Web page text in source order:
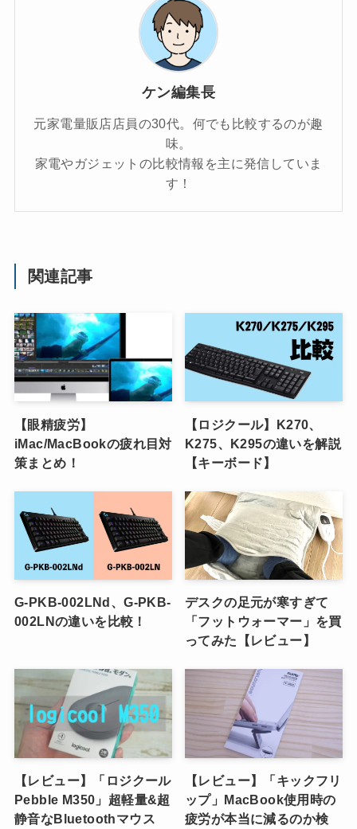
ケン編集長
元家電量販店店員の30代。何でも比較するのが趣
味。
家電やガジェットの比較情報を主に発信していま
す！
関連記事
【眼精疲労】
iMac/MacBookの疲れ目対
策まとめ！
【ロジクール】K270、
K275、K295の違いを解説
【キーボード】
G-PKB-002LNd、G-PKB-
002LNの違いを比較！
デスクの足元が寒すぎて
「フットウォーマー」を買
ってみた【レビュー】
【レビュー】「ロジクール
Pebble M350」超軽量&超
静音なBluetoothマウス
【レビュー】「キックフリ
ップ」MacBook使用時の
疲労が本当に減るのか検